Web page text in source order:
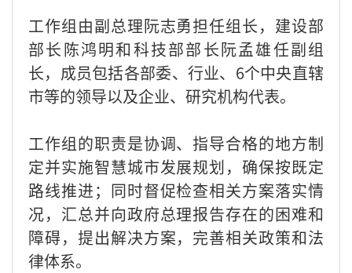
工作组由副总理阮志勇担任组长，建设部
部长陈鸿明和科技部部长阮孟雄任副组
长，成员包括各部委、行业、6个中央直辖
市等的领导以及企业、研究机构代表。
工作组的职责是协调、指导合格的地方制
定并实施智慧城市发展规划，确保按既定
路线推进；同时督促检查相关方案落实情
况，汇总并向政府总理报告存在的困难和
障碍，提出解决方案，完善相关政策和法
律体系。